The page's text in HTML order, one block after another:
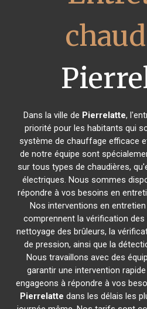
Dans la ville de Pierrelatte,
priorité pour les habitants qui
système de chauffage efficace
de notre équipe sont
sur tous types de chaudières,
électriques. Nous sommes
répondre à vos besoins en
Nos interventions en
comprennent la vérification
nettoyage des brûleurs, la
de pression, ainsi que la
Nous travaillons avec des
garantir une intervention
engageons à répondre à vos
Pierrelatte dans les délais les